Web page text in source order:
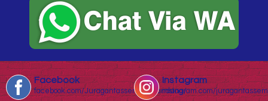
Facebook
facebook.com/Juragantasseminarbandung/
Instagram
instagram.com/